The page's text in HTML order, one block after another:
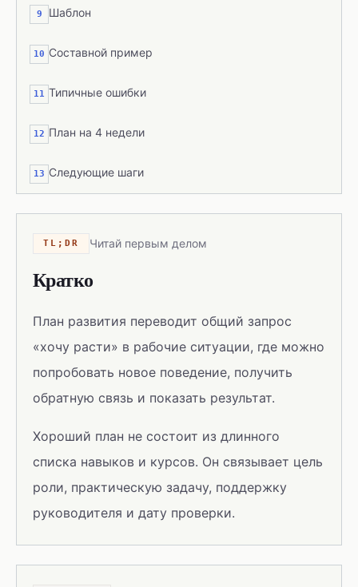
9 Шаблон
10 Составной пример
11 Типичные ошибки
12 План на 4 недели
13 Следующие шаги
TL;DR Читай первым делом
Кратко
План развития переводит общий запрос
«хочу расти» в рабочие ситуации, где можно
попробовать новое поведение, получить
обратную связь и показать результат.
Хороший план не состоит из длинного
списка навыков и курсов. Он связывает цель
роли, практическую задачу, поддержку
руководителя и дату проверки.